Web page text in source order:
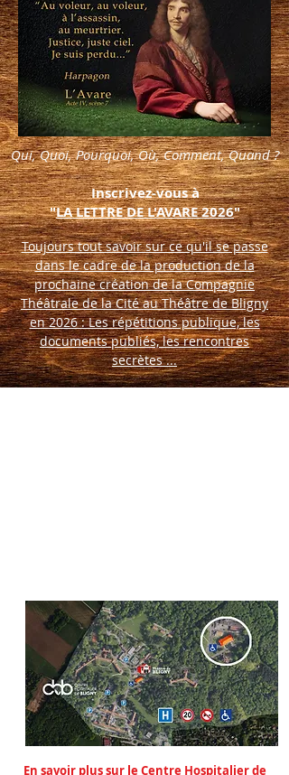
Qui, Quoi, Pourquoi, Où, Comment, Quand ?
Inscrivez-vous à
"LA LETTRE DE L'AVARE 2026"
Toujours tout savoir sur ce qu'il se passe
dans le cadre de la production de la
prochaine création de la Compagnie
Théâtrale de la Cité au Théâtre de Bligny
en 2026 : Les répétitions publique, les
documents publiés, les rencontres
secrètes ...
En savoir plus sur le Centre Hospitalier de